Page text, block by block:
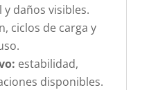
daños visibles.
ciclos de carga y
estabilidad,
disponibles.